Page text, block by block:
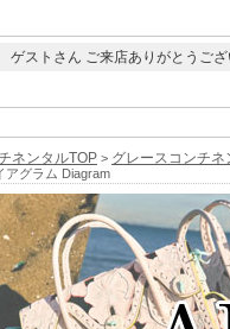
ストさん ご来店ありがとうござ
ネンタルTOP > グレースコンチネ
アグラム Diagram